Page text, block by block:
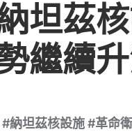
坦茲
繼續
納坦茲核設施 #革命